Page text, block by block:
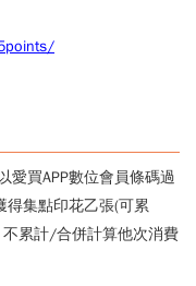
愛買APP數位會員條碼過
得集點印花乙張(可累
累計/合併計算他次消費